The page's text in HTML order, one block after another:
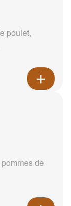
poulet,
de